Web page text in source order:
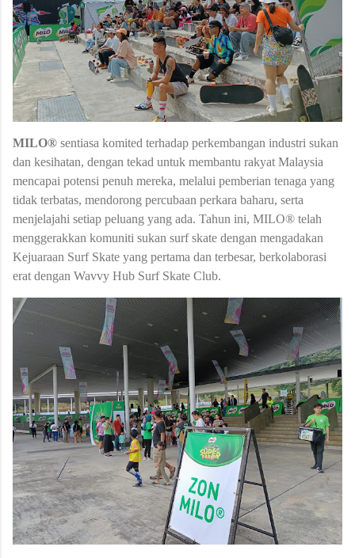
MILO® sentiasa komited terhadap perkembangan industri sukan
dan kesihatan, dengan tekad untuk membantu rakyat Malaysia
mencapai potensi penuh mereka, melalui pemberian tenaga yang
tidak terbatas, mendorong percubaan perkara baharu, serta
menjelajahi setiap peluang yang ada. Tahun ini, MILO® telah
menggerakkan komuniti sukan surf skate dengan mengadakan
Kejuaraan Surf Skate yang pertama dan terbesar, berkolaborasi
erat dengan Wavvy Hub Surf Skate Club.